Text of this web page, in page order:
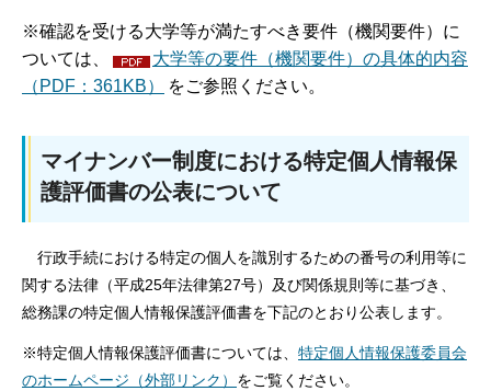
※確認を受ける大学等が満たすべき要件（機関要件）に
ついては、
大学等の要件（機関要件）の具体的内容
（PDF：361KB）
をご参照ください。
マイナンバー制度における特定個人情報保
護評価書の公表について
行政手続における特定の個人を識別するための番号の利用等に
関する法律（平成25年法律第27号）及び関係規則等に基づき、
総務課の特定個人情報保護評価書を下記のとおり公表します。
※特定個人情報保護評価書については、 特定個人情報保護委員会
のホームページ（外部リンク） をご覧ください。